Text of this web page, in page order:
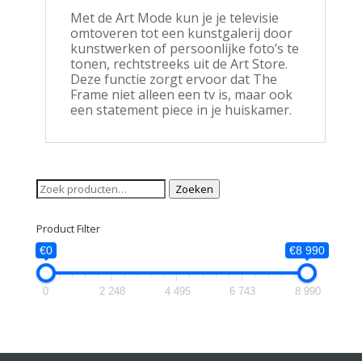
Met de Art Mode kun je je televisie
omtoveren tot een kunstgalerij door
kunstwerken of persoonlijke foto’s te
tonen, rechtstreeks uit de Art Store.
Deze functie zorgt ervoor dat The
Frame niet alleen een tv is, maar ook
een statement piece in je huiskamer.
Zoeken
naar:
Zoeken
Product Filter
€0 €8 990
0 2 248 4 495 6 743 8 990